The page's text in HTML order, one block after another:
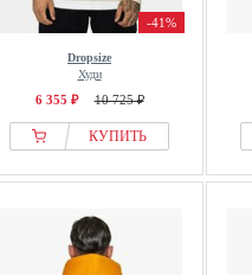
-41%
Dropsize
Худи
6 355 ₽ 10 725 ₽
КУПИТЬ